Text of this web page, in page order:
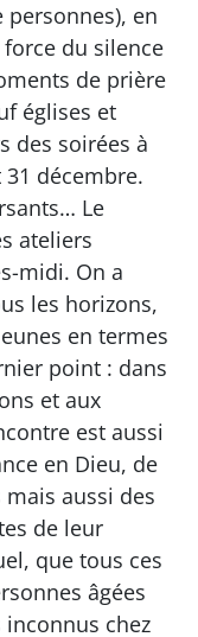
personnes), en
du silence
de prière
églises et
des soirées à
31 décembre.
Le
ateliers
midi. On a
les horizons,
en termes
point : dans
et aux
est aussi
en Dieu, de
aussi des
de leur
que tous ces
âgées
inconnus chez